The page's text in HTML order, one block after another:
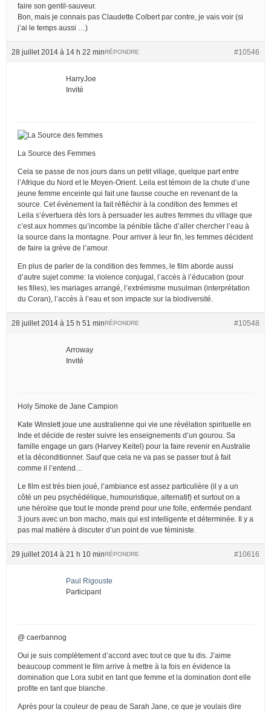
faire son gentil-sauveur.
Bon, mais je connais pas Claudette Colbert par contre, je vais voir (si
j’ai le temps aussi …)
28 juillet 2014 à 14 h 22 min #10546
RÉPONDRE
HarryJoe
Invité
La Source des Femmes
Cela se passe de nos jours dans un petit village, quelque part entre
l’Afrique du Nord et le Moyen-Orient. Leila est témoin de la chute d’une
jeune femme enceinte qui fait une fausse couche en revenant de la
source. Cet événement la fait réfléchir à la condition des femmes et
Leila s’évertuera dès lors à persuader les autres femmes du village que
c’est aux hommes qu’incombe la pénible tâche d’aller chercher l’eau à
la source dans la montagne. Pour arriver à leur fin, les femmes décident
de faire la grève de l’amour.
En plus de parler de la condition des femmes, le film aborde aussi
d’autre sujet comme: la violence conjugal, l’accès à l’éducation (pour
les filles), les mariages arrangé, l’extrémisme musulman (interprétation
du Coran), l’accès à l’eau et son impacte sur la biodiversité.
28 juillet 2014 à 15 h 51 min #10548
RÉPONDRE
Arroway
Invité
Holy Smoke de Jane Campion
Kate Winslett joue une australienne qui vie une révélation spirituelle en
Inde et décide de rester suivre les enseignements d’un gourou. Sa
famille engage un gars (Harvey Keitel) pour la faire revenir en Australie
et la déconditionner. Sauf que cela ne va pas se passer tout à fait
comme il l’entend…
Le film est très bien joué, l’ambiance est assez particulière (il y a un
côté un peu psychédélique, humouristique, alternatif) et surtout on a
une héroïne que tout le monde prend pour une folle, enfermée pendant
3 jours avec un bon macho, mais qui est intelligente et déterminée. Il y a
pas mal matière à discuter d’un point de vue féministe.
29 juillet 2014 à 21 h 10 min #10616
RÉPONDRE
Paul Rigouste
Participant
@ caerbannog
Oui je suis complètement d’accord avec tout ce que tu dis. J’aime
beaucoup comment le film arrive à mettre à la fois en évidence la
domination que Lora subit en tant que femme et la domination dont elle
profite en tant que blanche.
Après pour la couleur de peau de Sarah Jane, ce que je voulais dire